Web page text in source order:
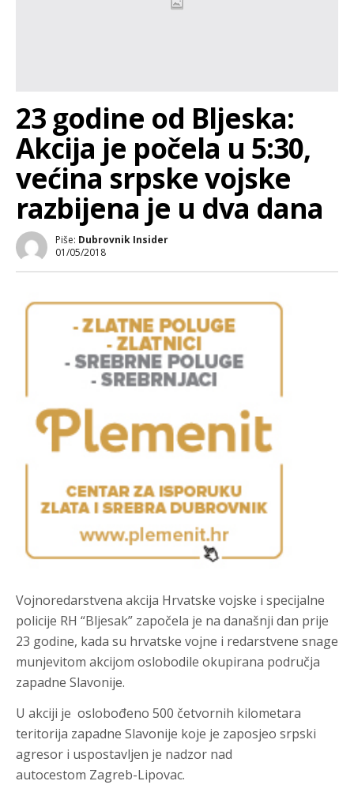
23 godine od Bljeska:
Akcija je počela u 5:30,
većina srpske vojske
razbijena je u dva dana
Piše: Dubrovnik Insider
01/05/2018
Vojnoredarstvena akcija Hrvatske vojske i specijalne
policije RH “Bljesak” započela je na današnji dan prije
23 godine, kada su hrvatske vojne i redarstvene snage
munjevitom akcijom oslobodile okupirana područja
zapadne Slavonije.
U akciji je oslobođeno 500 četvornih kilometara
teritorija zapadne Slavonije koje je zaposjeo srpski
agresor i uspostavljen je nadzor nad
autocestom Zagreb-Lipovac.